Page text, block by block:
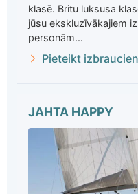
klasē. Britu luksusa
jūsu ekskluzīvākajiem
personām...
Pieteikt
JAHTA HAPPY